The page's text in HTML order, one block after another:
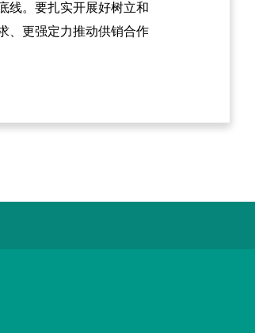
线。要扎实开展好树立和
、更强定力推动供销合作